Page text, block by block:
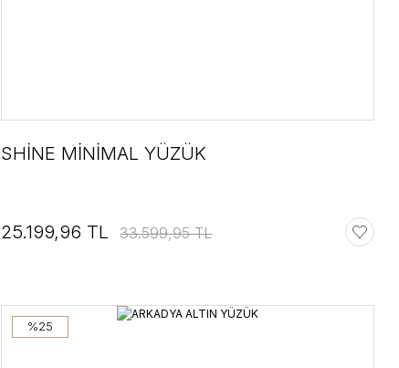
SHİNE MİNİMAL YÜZÜK
25.199,96 TL 33.599,95 TL
%25